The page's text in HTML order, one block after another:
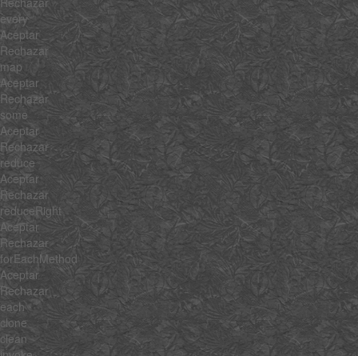
every
Aceptar
Rechazar
map
Aceptar
Rechazar
some
Aceptar
Rechazar
reduce
Aceptar
Rechazar
reduceRight
Aceptar
Rechazar
forEachMethod
Aceptar
Rechazar
each
clone
clean